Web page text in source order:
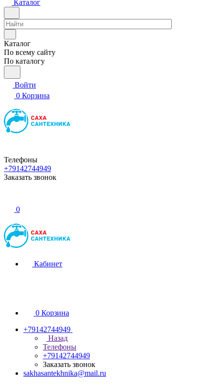
Каталог
Каталог
По всему сайту
По каталогу
Войти
0 Корзина
Телефоны
+79142744949
Заказать звонок
0
Кабинет
0 Корзина
+79142744949
Назад
Телефоны
+79142744949
Заказать звонок
sakhasantekhnika@mail.ru